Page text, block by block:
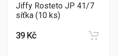
Jiffy Rosteto JP 41/7
síťka (10 ks)
39 Kč